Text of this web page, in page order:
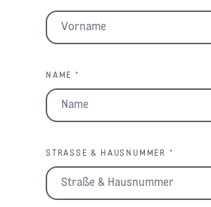
NAME *
STRASSE & HAUSNUMMER *